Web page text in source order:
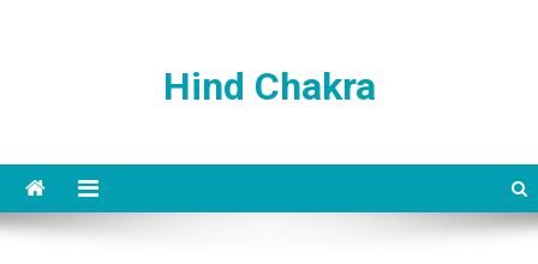
Hind Chakra